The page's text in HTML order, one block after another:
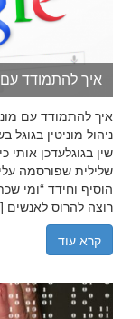
איך להתמודד עם
איך להתמודד עם
ניהול מוניטין בגוגל
שין בגוגלעדכן אותי
שלילית שפורסמה
הוסיף וחידד “ומי
רוצה להרוס לאנשים
קרא עוד